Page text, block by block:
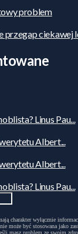
problem
przegap ciekawej
Linus Pau...
Albert...
Albert...
Linus Pau...
charakter wyłącznie
może być stosowana jako